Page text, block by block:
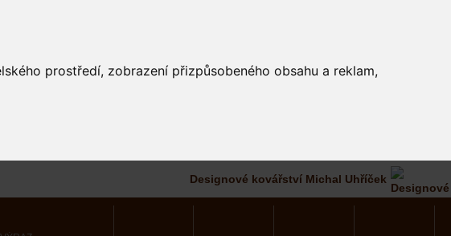
prostředí, zobrazení přizpůsobeného obsahu a reklam,
Designové kovářství Michal Uhříček